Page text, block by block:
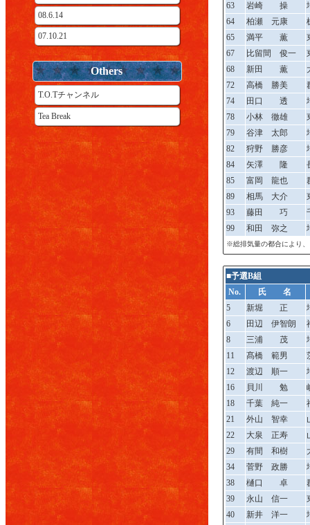
08.6.14
07.10.21
Others
T.O.Tチャンネル
Tea Break
63
岩崎 操
64
柏瀬 元康
65
満平 薫
67
比留間 俊一
68
新田 薫
72
高橋 勝美
74
田口 透
78
小林 徹雄
79
谷津 太郎
82
狩野 勝彦
84
矢澤 隆
85
富岡 龍也
89
相馬 大介
93
藤田 巧
99
和田 弥之
※総排気量の都合により
■予選B組
No.
氏 名
5
新堀 正
6
田辺 伊智朗
8
三浦 茂
11
髙橋 範男
12
渡辺 順一
16
貝川 勉
18
千葉 純一
21
外山 智幸
22
大泉 正寿
29
有間 和樹
34
菅野 政勝
38
樋口 卓
39
永山 信一
40
新井 洋一